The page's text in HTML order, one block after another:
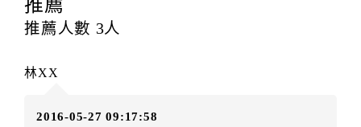
每筆訂單異動限定
辦理取消退款。
房者應補足差額。（限原訂飯店）
房者不得要求退其差額。（限原訂飯店）
推薦
推薦人數 3人
林XX
2016-05-27 09:17:58